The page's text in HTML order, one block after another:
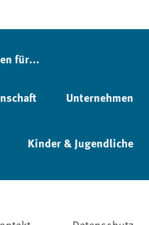
für...
Unternehmen
Kinder & Jugendliche